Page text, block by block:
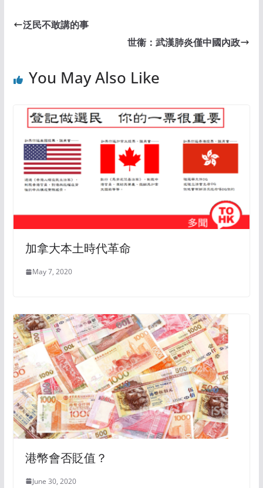
泛民不敢講的事
世衞：武漢肺炎僅中國內政
You May Also Like
加拿大本土時代革命
May 7, 2020
港幣會否貶值？
June 30, 2020